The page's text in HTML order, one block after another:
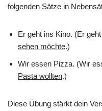
folgenden Sätze in
Er geht ins Kino. (Er
sehen möchte.)
Wir essen Pizza. (Wir
Pasta wollten.)
Diese Übung stärkt dein